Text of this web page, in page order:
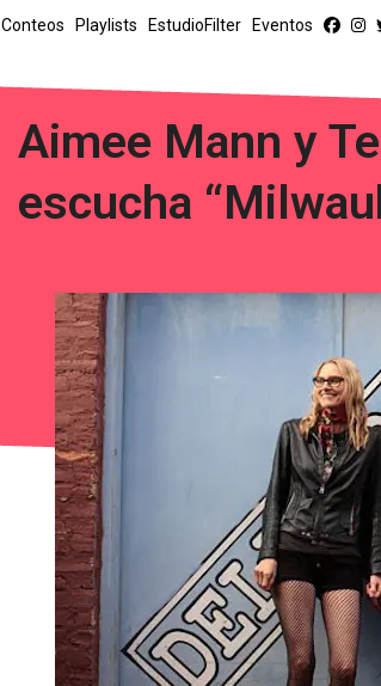
Conteos Playlists EstudioFilter Eventos
Aimee Mann y
escucha